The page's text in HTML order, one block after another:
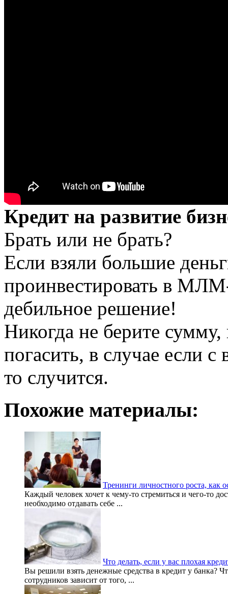
Кредит на развитие
Брать или не брать?
Если взяли большие
проинвестировать в
дебильное решение!
Никогда не берите
погасить, в случае если
то случится.
Похожие материалы:
Тренинги личностного роста, как
Каждый человек хочет к чему-то стремиться и чего-то
необходимо отдавать себе ...
Что делать, если у вас плохая
Вы решили взять денежные средства в кредит у банка?
сотрудников зависит от того, ...